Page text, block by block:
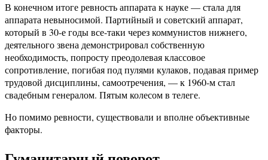
В конечном итоге ревность аппарата к науке — стала для
аппарата невыносимой. Партийный и советский аппарат,
который в 30-е годы все-таки через коммунистов нижнего,
деятельного звена демонстрировал собственную
необходимость, попросту преодолевая классовое
сопротивление, погибая под пулями кулаков, подавая пример
трудовой дисциплины, самоотречения, — к 1960-м стал
свадебным генералом. Пятым колесом в телеге.
Но помимо ревности, существовали и вполне объективные
факторы.